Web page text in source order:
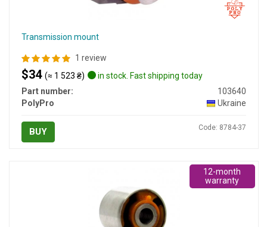
Transmission mount
1 review
$34 (≈ 1 523 ₴)
in stock. Fast shipping today
Part number:
103640
PolyPro
Ukraine
BUY Code: 8784-37
12-month
warranty